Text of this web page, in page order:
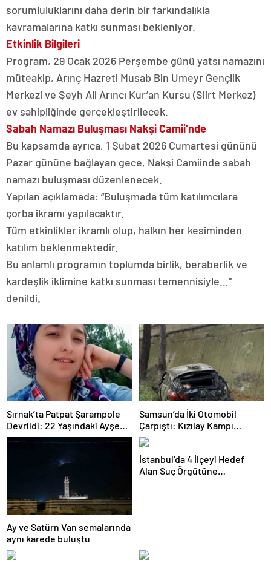
sorumluluklarını daha derin bir farkındalıkla
kavramalarına katkı sunması bekleniyor.
Etkinlik Bilgileri
Program, 29 Ocak 2026 Perşembe günü yatsı namazını
müteakip, Arınç Hazreti Musab Bin Umeyr Gençlik
Merkezi ve Şeyh Ali Arıncı Kur’an Kursu (Siirt Merkez)
ev sahipliğinde gerçekleştirilecek.
Sabah Namazı Buluşması Nakşi Camii’nde
Bu kapsamda ayrıca, 1 Şubat 2026 Cumartesi gününü
Pazar gününe bağlayan gece, Nakşi Camiinde sabah
namazı buluşması düzenlenecek.
Yapılan açıklamada: “Buluşmada tüm katılımcılara
çorba ikramı yapılacaktır.
Tüm etkinlikler ikramlı olup, halkın her kesiminden
katılım beklenmektedir.
Bu anlamlı programın toplumda birlik, beraberlik ve
kardeşlik iklimine katkı sunması temennisiyle…”
denildi.
Şırnak’ta Patpat Şarampole
Devrildi: 22 Yaşındaki Ayşe
Ece Hayatını Kaybetti, 3 Yaralı
Samsun’da İki Otomobil
Çarpıştı: Kızılay Kampı
Alanına Savrulan Araçtaki 1
Kişi Yaralandı
Ay ve Satürn Van semalarında
aynı karede buluştu
İstanbul’da 4 İlçeyi Hedef
Alan Suç Örgütüne